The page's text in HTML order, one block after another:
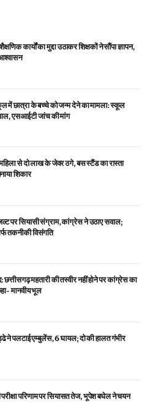
कार्यों का मुद्दा उठाकर शिक्षकों ने सौंपा ज्ञापन,
में छात्रा के बच्चे को जन्म देने का मामला: स्कूल
एसआईटी जांच की मांग
से दो लाख के जेवर ठगे, बस स्टैंड का रास्ता
शिकार
पर सियासी संग्राम, कांग्रेस ने उठाए सवाल;
तकनीकी विसंगति
छत्तीसगढ़ महतारी की तस्वीर नहीं होने पर कांग्रेस का
मानवीय भूल
ने पलटाई एम्बुलेंस, 6 घायल; दो की हालत गंभीर
परिणाम पर सियासत तेज, भूपेश बघेल ने चयन